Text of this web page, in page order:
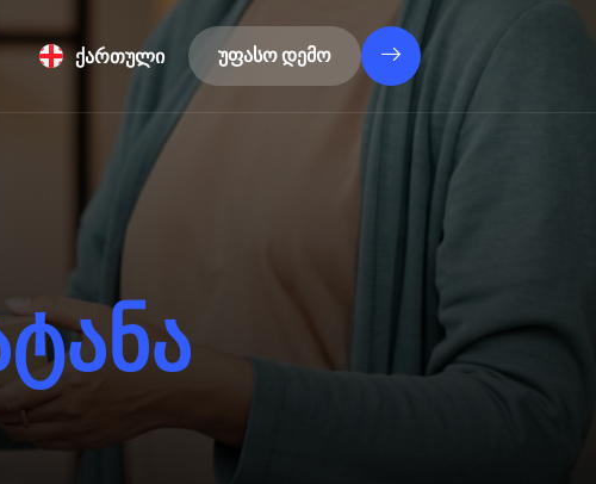
ქართული
Latviešu
უფასო დემო
ტანა